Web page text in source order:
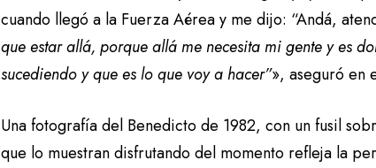
cuando llegó a la Fuerza Aérea y me dijo: “Andá,
que estar allá, porque allá me necesita mi gente y es
sucediendo y que es lo que voy a hacer”», aseguró en
Una fotografía del Benedicto de 1982, con un fusil
que lo muestran disfrutando del momento refleja la